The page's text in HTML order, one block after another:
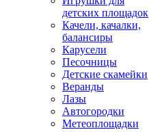
детских площадок
Качели, качалки,
балансиры
Карусели
Песочницы
Детские скамейки
Веранды
Лазы
Автогородки
Метеоплощадки